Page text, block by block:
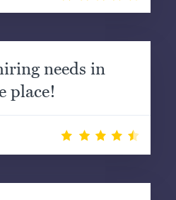
needs in
place!